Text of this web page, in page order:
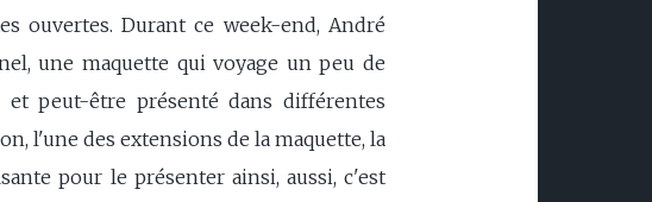
ouvertes. Durant ce week-end, André
une maquette qui voyage un peu de
peut-être présenté dans différentes
l'une des extensions de la maquette, la
pour le présenter ainsi, aussi, c'est